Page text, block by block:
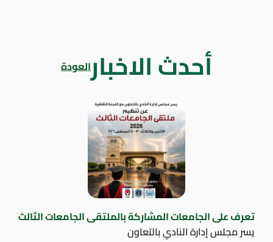
أحدث الاخبارالعودة
تعرف على الجامعات المشاركة بالملتقى الجامعات الثالث
يسر مجلس إدارة النادي بالتعاون